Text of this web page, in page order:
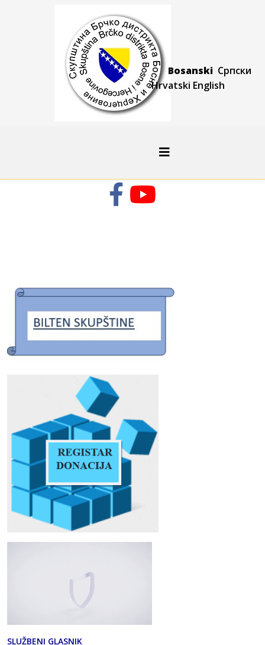
Bosanski Српски
Hrvatski English
SLUŽBENI GLASNIK